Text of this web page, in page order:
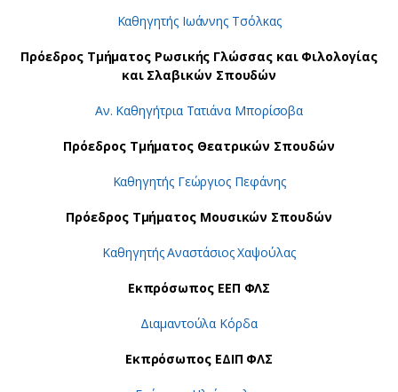
Καθηγητής Ιωάννης Τσόλκας
Πρόεδρος Τμήματος Ρωσικής Γλώσσας και Φιλολογίας
και Σλαβικών Σπουδών
Αν. Καθηγήτρια Τατιάνα Μπορίσοβα
Πρόεδρος Τμήματος Θεατρικών Σπουδών
Καθηγητής Γεώργιος Πεφάνης
Πρόεδρος Τμήματος Μουσικών Σπουδών
Καθηγητής Αναστάσιος Χαψούλας
Εκπρόσωπος ΕΕΠ ΦΛΣ
Διαμαντούλα Κόρδα
Εκπρόσωπος ΕΔΙΠ ΦΛΣ